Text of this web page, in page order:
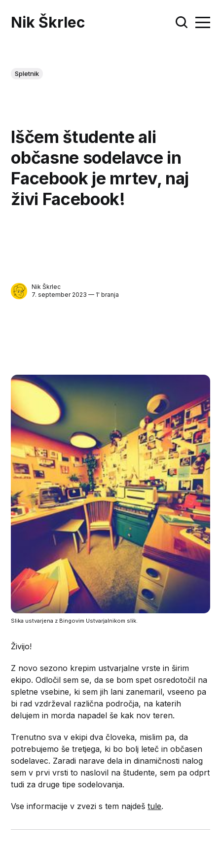
Nik Škrlec
Spletnik
Iščem študente ali
občasne sodelavce in
Facebook je mrtev, naj
živi Facebook!
Nik Škrlec
7. september 2023 — 1' branja
Slika ustvarjena z Bingovim Ustvarjalnikom slik.
Živijo!
Z novo sezono krepim ustvarjalne vrste in širim
ekipo. Odločil sem se, da se bom spet osredotočil na
spletne vsebine, ki sem jih lani zanemaril, vseeno pa
bi rad vzdrževal različna področja, na katerih
delujem in morda napadel še kak nov teren.
Trenutno sva v ekipi dva človeka, mislim pa, da
potrebujemo še tretjega, ki bo bolj leteč in občasen
sodelavec. Zaradi narave dela in dinamičnosti nalog
sem v prvi vrsti to naslovil na študente, sem pa odprt
tudi za druge tipe sodelovanja.
Vse informacije v zvezi s tem najdeštule.